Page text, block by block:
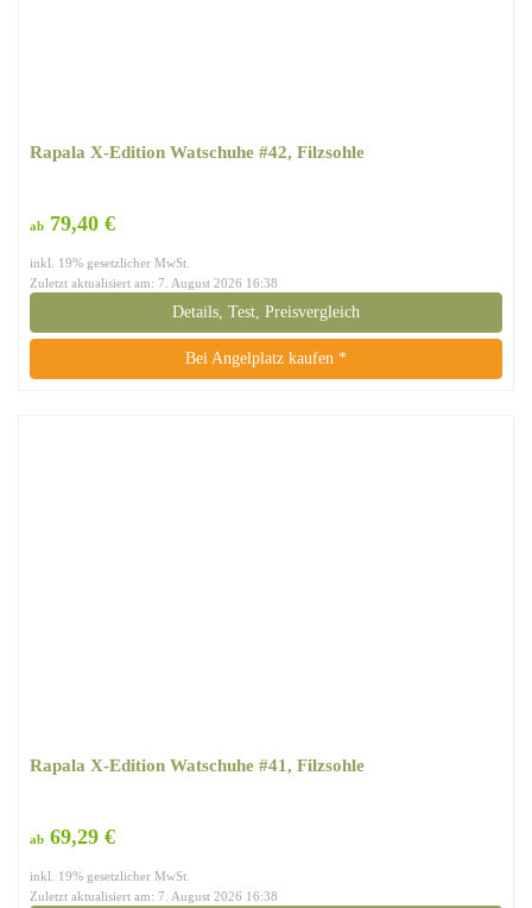
Rapala X-Edition Watschuhe #42, Filzsohle
ab 79,40 €
inkl. 19% gesetzlicher MwSt.
Zuletzt aktualisiert am: 7. August 2026 16:38
Details, Test, Preisvergleich
Bei Angelplatz kaufen *
Rapala X-Edition Watschuhe #41, Filzsohle
ab 69,29 €
inkl. 19% gesetzlicher MwSt.
Zuletzt aktualisiert am: 7. August 2026 16:38